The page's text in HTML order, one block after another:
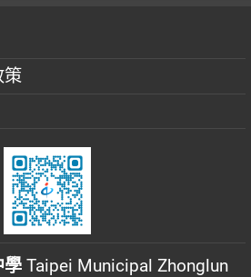
策
學 Taipei Municipal Zhonglun